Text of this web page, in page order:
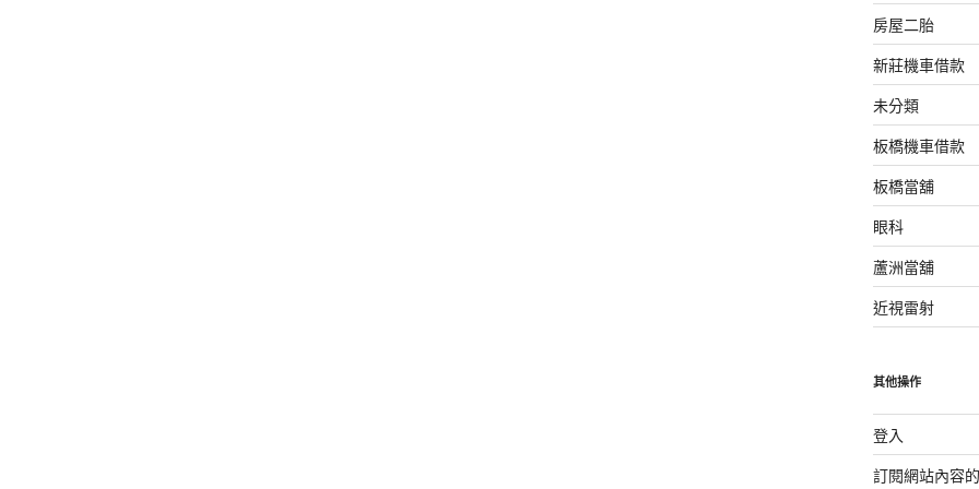
房屋二胎
新莊機車借款
未分類
板橋機車借款
板橋當舖
眼科
蘆洲當舖
近視雷射
其他操作
登入
訂閱網站內容